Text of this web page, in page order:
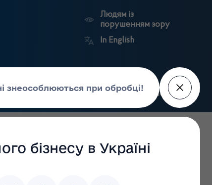
Людям із
порушенням зору
In English
центр Пошук
нагляд
реєстри
портал
Держлікслужби